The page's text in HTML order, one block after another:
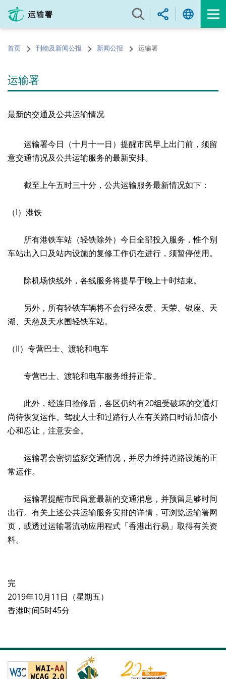
内
的首页 刊物及新闻公报 新闻公报 运输署
运输署
最新的交通及公共运输情况
运输署今日（十月十一日）提醒市民早上出门前，须留
意交通情况及公共运输服务的最新安排。
截至上午五时三十分，公共运输服务最新情况如下：
（I）港铁
所有港铁车站（轻铁除外）今日全部投入服务，惟个别
车站出入口及站内设施的复修工作仍在进行，须暂停使用。
除机场快线外，各线服务将提早于晚上十时结束。
另外，所有轻铁车辆将不会行经友爱、天荣、银座、天
湖、天慈及天水围轻铁车站。
（II）专营巴士、渡轮和电车
专营巴士、渡轮和电车服务维持正常。
此外，经连日抢修后，各区仍约有20组受破坏的交通灯
尚待恢复运作。驾驶人士和过路行人在有关路口时请加倍小
心和忍让，注意安全。
运输署会密切监察交通情况，并尽力维持道路设施的正
常运作。
运输署提醒市民留意最新的交通消息，并预留足够时间
出行。有关上述公共运输服务安排的详情，可浏览运输署网
页，或透过运输署流动应用程式「香港出行易」取得有关资
料。
完
2019年10月11日（星期五）
香港时间5时45分